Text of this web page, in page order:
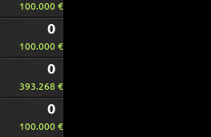
100.000 €
0
100.000 €
0
393.268 €
0
100.000 €